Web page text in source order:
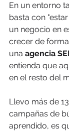
En un entorno
basta con "estar
un negocio en
crecer de
una agencia
entienda que
en el resto del
Llevo más de
campañas de
aprendido, es